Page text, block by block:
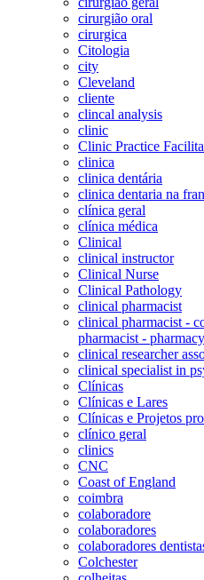
cirurgião oral
cirurgica
Citologia
city
Cleveland
cliente
clincal analysis
clinic
Clinic Practice
clinica
clinica dentária
clinica dentaria na
clínica geral
clínica médica
Clinical
clinical instructor
Clinical Nurse
Clinical Pathology
clinical pharmacist
clinical pharmacist -
pharmacist -
clinical researcher
clinical specialist in
Clínicas
Clínicas e Lares
Clínicas e Projetos
clínico geral
clinics
CNC
Coast of England
coimbra
colaboradore
colaboradores
colaboradores
Colchester